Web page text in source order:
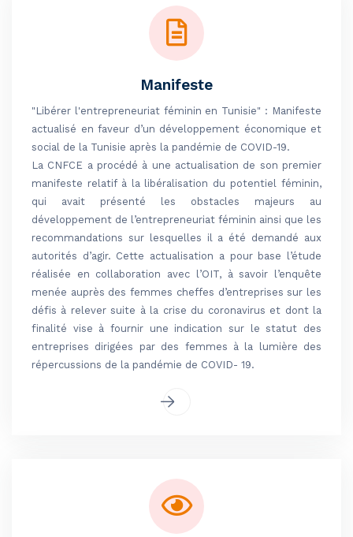
Manifeste
"Libérer l'entrepreneuriat féminin en Tunisie" : Manifeste
actualisé en faveur d’un développement économique et
social de la Tunisie après la pandémie de COVID-19.
La CNFCE a procédé à une actualisation de son premier
manifeste relatif à la libéralisation du potentiel féminin,
qui avait présenté les obstacles majeurs au
développement de l’entrepreneuriat féminin ainsi que les
recommandations sur lesquelles il a été demandé aux
autorités d’agir. Cette actualisation a pour base l’étude
réalisée en collaboration avec l’OIT, à savoir l’enquête
menée auprès des femmes cheffes d’entreprises sur les
défis à relever suite à la crise du coronavirus et dont la
finalité vise à fournir une indication sur le statut des
entreprises dirigées par des femmes à la lumière des
répercussions de la pandémie de COVID- 19.